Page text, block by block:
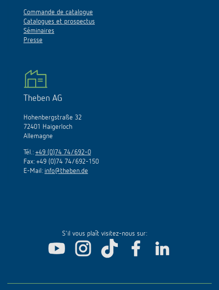
Commande de catalogue
Catalogues et prospectus
Séminaires
Presse
Theben AG
Hohenbergstraße 32
72401 Haigerloch
Allemagne
Tél.: +49 (0)74 74/692-0
Fax: +49 (0)74 74/692-150
E-Mail: info@theben.de
S'il vous plaît visitez-nous sur: